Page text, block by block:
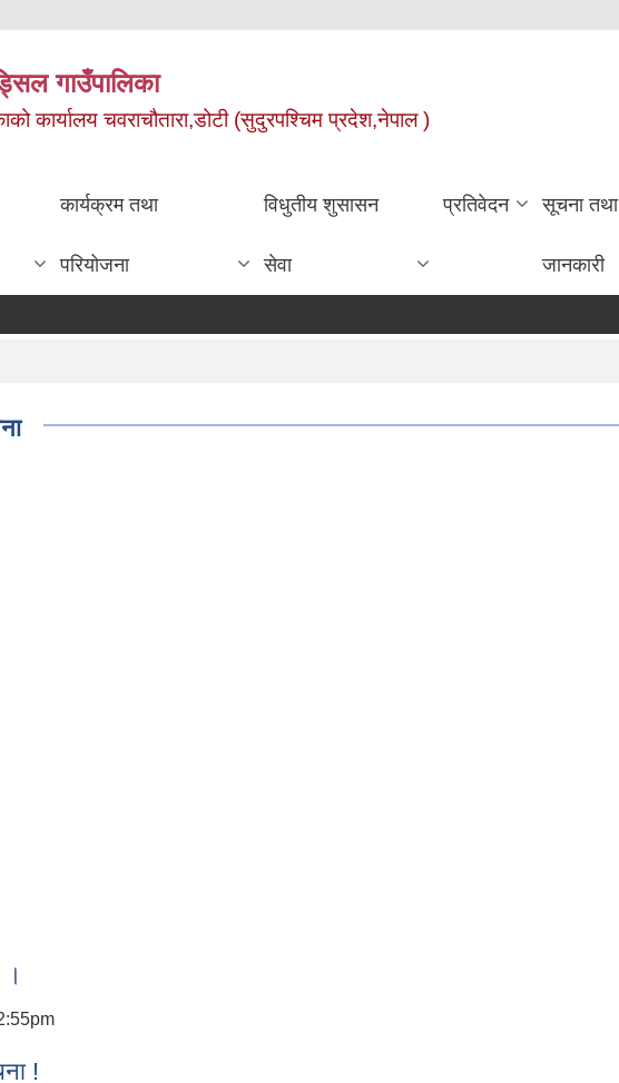
गाउँपालिका
कार्यालय चवराचौतारा,डोटी (सुदुरपश्चिम प्रदेश,नेपाल )
कार्यक्रम तथा
परियोजना
विधुतीय शुसासन
सेवा
प्रतिवेदन सूचना तथा
जानकारी
।
!